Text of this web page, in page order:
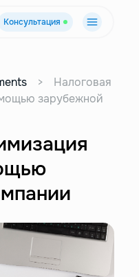
Консультация
>
Налоговая
зарубежной